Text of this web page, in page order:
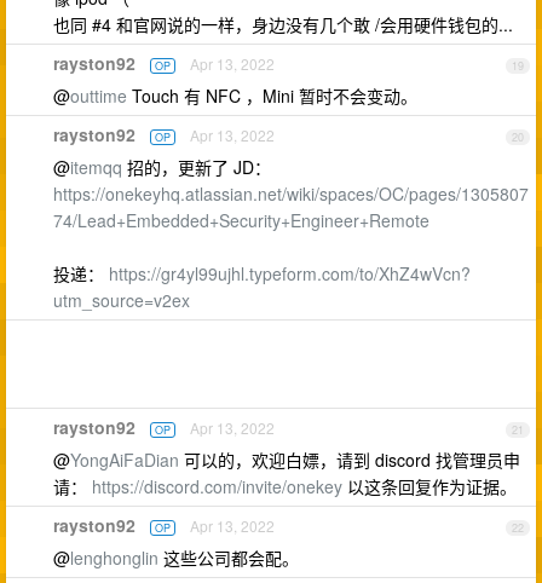
也同 #4 和官网说的一样，身边没有几个敢 /会用硬件钱包的...
19
rayston92 OP Apr 13, 2022
@outtime Touch 有 NFC ，Mini 暂时不会变动。
20
rayston92 OP Apr 13, 2022
@itemqq 招的，更新了 JD：
https://onekeyhq.atlassian.net/wiki/spaces/OC/pages/1305807
74/Lead+Embedded+Security+Engineer+Remote
投递： https://gr4yl99ujhl.typeform.com/to/XhZ4wVcn?
utm_source=v2ex
21
rayston92 OP Apr 13, 2022
@YongAiFaDian 可以的，欢迎白嫖，请到 discord 找管理员申
请： https://discord.com/invite/onekey 以这条回复作为证据。
22
rayston92 OP Apr 13, 2022
@lenghonglin 这些公司都会配。